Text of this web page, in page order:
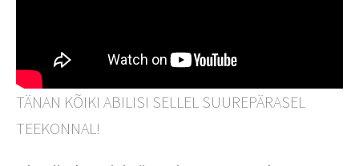
TÄNAN KÕIKI ABILISI SELLEL SUUREPÄRASEL
TEEKONNAL!